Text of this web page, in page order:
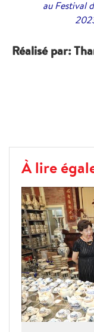
au Festival
Réalisé par:
À lire